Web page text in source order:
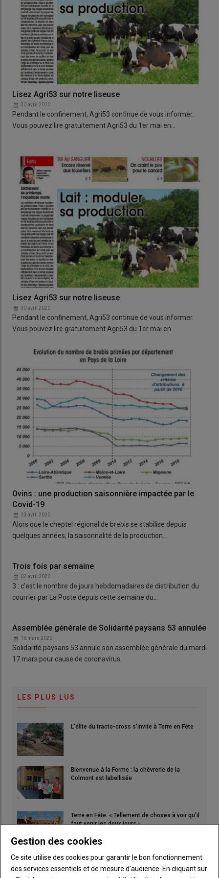
Lisez Agri53 sur notre liseuse
30 avril 2020
Pendant le confinement, Agri53 continue de vous informer.
Vous pouvez lire gratuitement Agri53 du 1er mai en…
Lisez Agri53 sur notre liseuse
30 avril 2020
Pendant le confinement, Agri53 continue de vous informer.
Vous pouvez lire gratuitement Agri53 du 1er mai en…
Ovins : une production saisonnière impactée par le
Covid-19
23 avril 2020
Alors que le cheptel régional de brebis se stabilise depuis
quelques années, la saisonnalité de la production…
Trois fois par semaine
02 avril 2020
3 : c’est le nombre de jours hebdomadaires de distribution du
courrier par La Poste depuis cette semaine du…
Assemblée générale de Solidarité paysans 53 annulée
16 mars 2020
Solidarité paysans 53 annule son assemblée générale du mardi
17 mars pour cause de coronavirus.
LES PLUS LUS
L'élite du tracto-cross s'invite à Terre en Fête
Bienvenue à la Ferme : la chèvrerie de la
Colmont est labellisée
Terre en Fête. « Tellement de choses à voir qu'il
faut venir les deux jours »
Le banc d'essai, la solution pour vérifier la
puissance de votre moteur
Gestion des cookies
Ce site utilise des cookies pour garantir le bon fonctionnement
des services essentiels et de mesure d’audience. En cliquant sur